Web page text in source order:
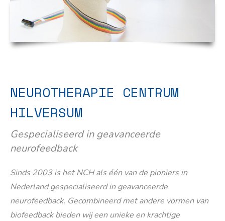
NEUROTHERAPIE CENTRUM
HILVERSUM
Gespecialiseerd in geavanceerde
neurofeedback
Sinds 2003 is het NCH als één van de pioniers in
Nederland gespecialiseerd in geavanceerde
neurofeedback. Gecombineerd met andere vormen van
biofeedback bieden wij een unieke en krachtige